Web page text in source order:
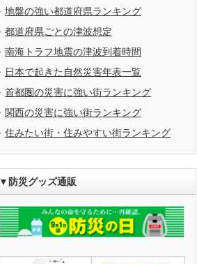
地盤の強い都道府県ランキング
都道府県ごとの津波想定
南海トラフ地震の津波到着時間
日本で起きた自然災害年表一覧
首都圏の災害に強い街ランキング
関西の災害に強い街ランキング
住みたい街・住みやすい街ランキング
▼防災グッズ通販